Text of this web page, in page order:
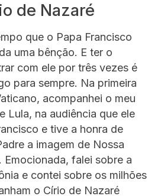
de Nazaré
que o Papa Francisco
uma bênção. E ter o
com ele por três vezes é
para sempre. Na primeira
acompanhei o meu
Lula, na audiência que ele
e tive a honra de
a imagem de Nossa
Emocionada, falei sobre a
e contei sobre os milhões
o Círio de Nazaré